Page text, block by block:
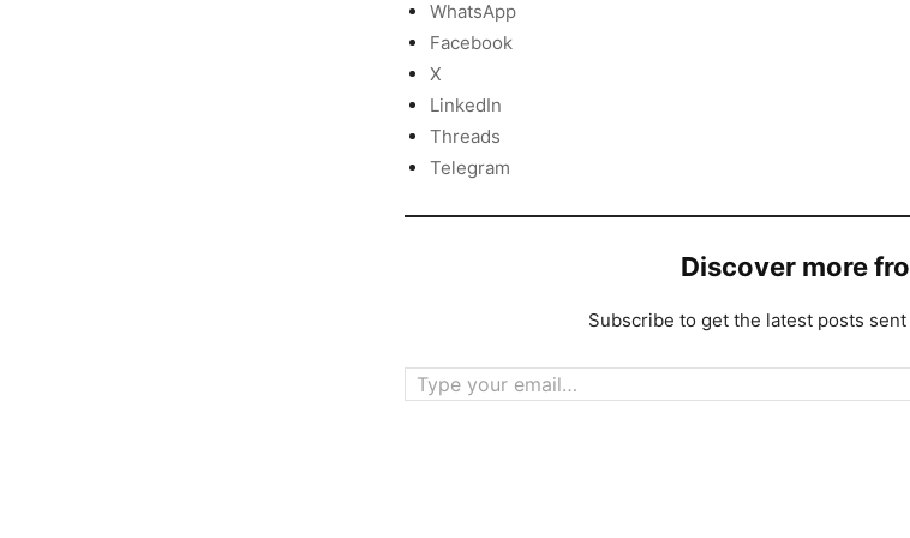
WhatsApp
Facebook
X
LinkedIn
Threads
Telegram
Discover more
Subscribe to get the latest posts
Type your email…